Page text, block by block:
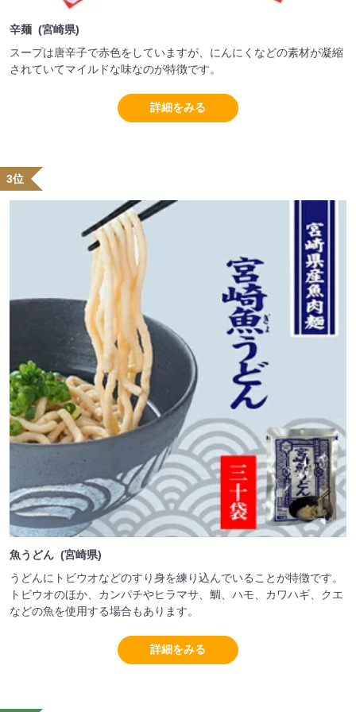
辛麺 (宮崎県)
スープは唐辛子で赤色をしていますが、にんにくなどの素材が凝縮
されていてマイルドな味なのが特徴です。
詳細をみる
3位
魚うどん (宮崎県)
うどんにトビウオなどのすり身を練り込んでいることが特徴です。
トビウオのほか、カンパチやヒラマサ、鯛、ハモ、カワハギ、クエ
などの魚を使用する場合もあります。
詳細をみる